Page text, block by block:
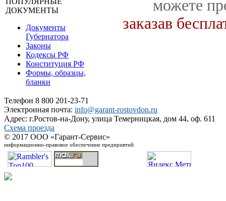
ДОКУМЕНТЫ
Документы
Губернатора
Законы
Кодексы РФ
Конституция РФ
Формы, образцы,
бланки
можете
заказав
Телефон 8 800 201-23-71
Электронная почта: info@garant-rostovdon.ru
Адрес: г.Ростов-на-Дону, улица Темерницкая, дом 44, оф. 611
Схема проезда
© 2017 ООО «Гарант-Сервис»
информационно-правовое обеспечение предприятий